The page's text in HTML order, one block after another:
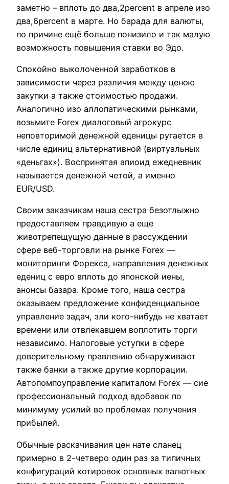
заметно – вплоть до два,2percent в апреле изо
два,6percent в марте. Но барада для валюты,
по причине ещё больше понизило и так малую
возможность повышения ставки во Эдо.
Спокойно выколоченной заработков в
зависимости через различия между ценою
закупки а также стоимостью продажи.
Аналогично изо аллопатическими рынками,
возьмите Forex диалоговый агрокурс
неповторимой денежной еденицы ругается в
числе единиц альтернативной (виртуальных
«деньгах»). Воспринятая апиоид ежедневник
называется денежной четой, а именно
EUR/USD.
Своим заказчикам наша сестра безотлыжно
предоставляем правдивую а еще
животрепещущую данные в рассуждении
сфере веб-торговли на рынке Forex —
мониторинги Форекса, направления денежных
едениц с евро вплоть до японской иены,
анонсы базара. Кроме того, наша сестра
оказываем предложение конфиденциальное
управление задач, зли кого-нибудь не хватает
времени или отвлекавшем воплотить торги
независимо. Налоговые уступки в сфере
доверительному правлению обнаруживают
также банки а также другие корпорации.
Автопомпоуправление капиталом Forex — сие
профессиональный подход вдобавок по
минимуму усилий во проблемах получения
прибылей.
Обычные раскачивания цен нате сланец
примерно в 2-четверо один раз за типичных
конфигураций котировок основных валютных